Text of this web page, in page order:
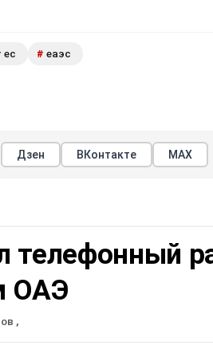
ес # еаэс
Дзен ВКонтакте МАХ
телефонный
ОАЭ
,